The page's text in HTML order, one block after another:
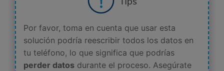
Por favor, toma en cuenta que usar esta
solución podría reescribir todos los datos en
tu teléfono, lo que significa que podrías
perder datos durante el proceso. Asegúrate